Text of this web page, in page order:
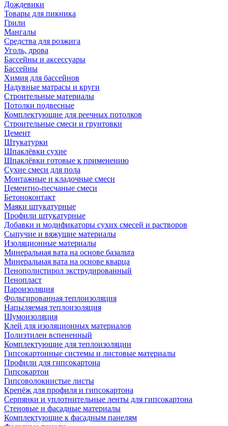
Дождевики
Товары для пикника
Грили
Мангалы
Средства для розжига
Уголь, дрова
Бассейны и аксессуары
Бассейны
Химия для бассейнов
Надувные матрасы и круги
Строительные материалы
Потолки подвесные
Комплектующие для реечных потолков
Строительные смеси и грунтовки
Цемент
Штукатурки
Шпаклёвки сухие
Шпаклёвки готовые к применению
Сухие смеси для пола
Монтажные и кладочные смеси
Цементно-песчаные смеси
Бетоноконтакт
Маяки штукатурные
Профили штукатурные
Добавки и модификаторы сухих смесей и растворов
Сыпучие и вяжущие материалы
Изоляционные материалы
Минеральная вата на основе базальта
Минеральная вата на основе кварца
Пенополистирол экструдированный
Пенопласт
Пароизоляция
Фольгированная теплоизоляция
Напыляемая теплоизоляция
Шумоизоляция
Клей для изоляционных материалов
Полиэтилен вспененный
Комплектующие для теплоизоляции
Гипсокартонные системы и листовые материалы
Профили для гипсокартона
Гипсокартон
Гипсоволокнистые листы
Крепёж для профиля и гипсокартона
Серпянки и уплотнительные ленты для гипсокартона
Стеновые и фасадные материалы
Комплектующие к фасадным панелям